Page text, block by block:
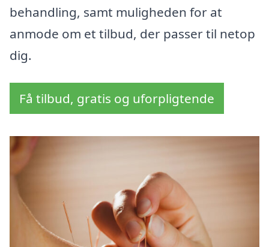
behandling, samt muligheden for at
anmode om et tilbud, der passer til netop
dig.
Få tilbud, gratis og uforpligtende